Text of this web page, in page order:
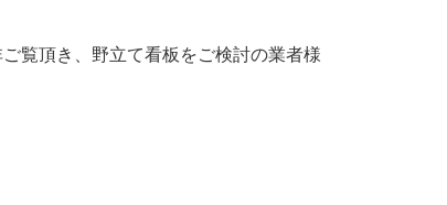
覧頂き、野立て看板をご検討の業者様